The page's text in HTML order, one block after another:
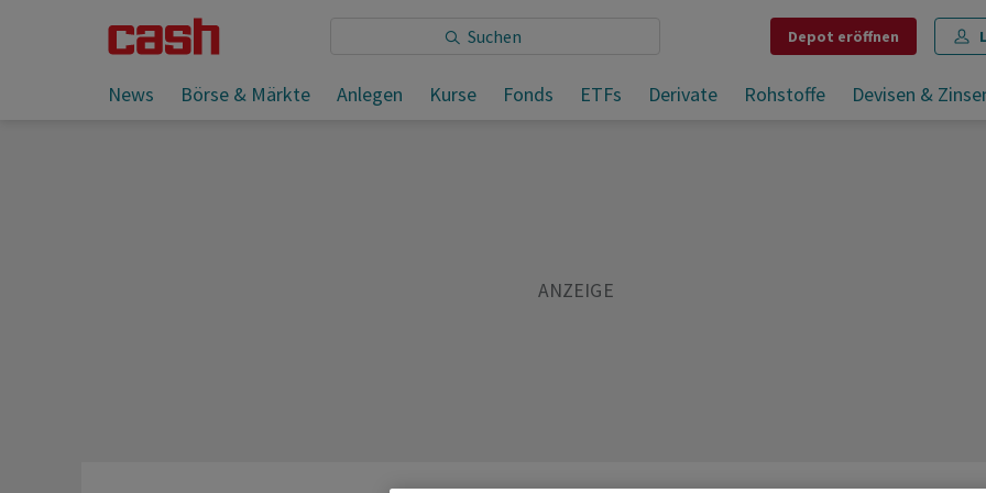
Depot eröffnen
News Börse & Märkte Anlegen Kurse Fonds ETFs Derivate Rohstoffe Devisen &
Sie lesen: Schweiz hebt Importhürden für Lebensmittel nach Reaktorunfall auf
Teilen Merken Drucken Kommentare